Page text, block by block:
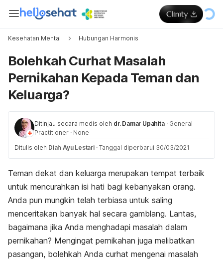
Kesehatan Mental Hubungan Harmonis
Bolehkah Curhat Masalah
Pernikahan Kepada Teman dan
Keluarga?
Ditinjau secara medis oleh dr. Damar Upahita · General
Practitioner · None
Ditulis oleh Diah Ayu Lestari · Tanggal diperbarui 30/03/2021
Teman dekat dan keluarga merupakan tempat terbaik
untuk mencurahkan isi hati bagi kebanyakan orang.
Anda pun mungkin telah terbiasa untuk saling
menceritakan banyak hal secara gamblang. Lantas,
bagaimana jika Anda menghadapi masalah dalam
pernikahan? Mengingat pernikahan juga melibatkan
pasangan, bolehkah Anda curhat mengenai masalah